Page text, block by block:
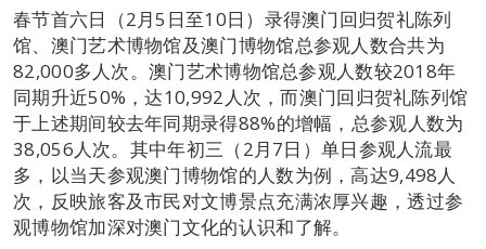
春节首六日（2月5日至10日）录得澳门回归贺礼陈列
馆、澳门艺术博物馆及澳门博物馆总参观人数合共为
82,000多人次。澳门艺术博物馆总参观人数较2018年
同期升近50%，达10,992人次，而澳门回归贺礼陈列馆
于上述期间较去年同期录得88%的增幅，总参观人数为
38,056人次。其中年初三（2月7日）单日参观人流最
多，以当天参观澳门博物馆的人数为例，高达9,498人
次，反映旅客及市民对文博景点充满浓厚兴趣，透过参
观博物馆加深对澳门文化的认识和了解。